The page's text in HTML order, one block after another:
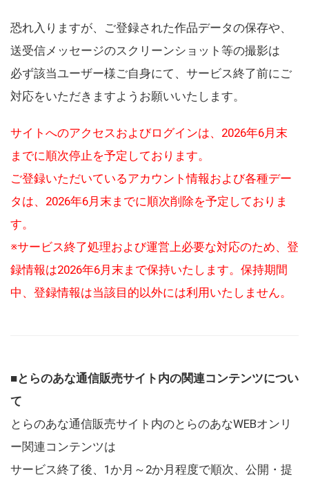
恐れ入りますが、ご登録された作品データの保存や、
送受信メッセージのスクリーンショット等の撮影は
必ず該当ユーザー様ご自身にて、サービス終了前にご
対応をいただきますようお願いいたします。
サイトへのアクセスおよびログインは、2026年6月末
までに順次停止を予定しております。
ご登録いただいているアカウント情報および各種デー
タは、2026年6月末までに順次削除を予定しておりま
す。
※サービス終了処理および運営上必要な対応のため、登
録情報は2026年6月末まで保持いたします。保持期間
中、登録情報は当該目的以外には利用いたしません。
■とらのあな通信販売サイト内の関連コンテンツについ
て
とらのあな通信販売サイト内のとらのあなWEBオンリ
ー関連コンテンツは
サービス終了後、1か月～2か月程度で順次、公開・提